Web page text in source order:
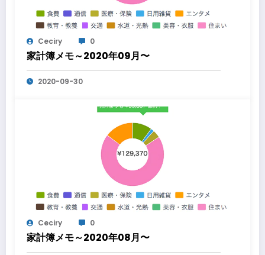
Ceciry 0
家計簿メモ～2020年09月〜
2020-09-30
Ceciry 0
家計簿メモ～2020年08月〜